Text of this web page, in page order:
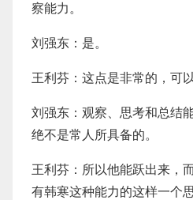
察能力。
刘强东：是。
王利芬：这点是非常的，可
刘强东：观察、思考和总结
绝不是常人所具备的。
王利芬：所以他能跃出来，
有韩寒这种能力的这样一个思